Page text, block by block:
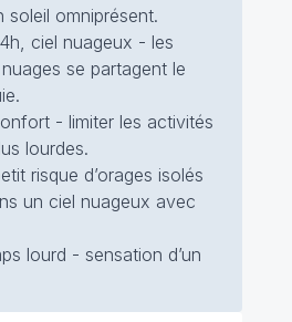
soleil omniprésent.
ciel nuageux - les
se partagent le
- limiter les activités
lourdes.
risque d’orages isolés
un ciel nuageux avec
lourd - sensation d’un